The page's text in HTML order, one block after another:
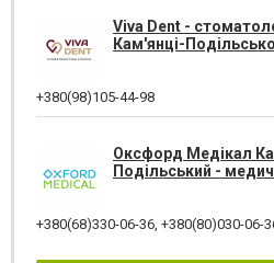
Viva Dent -
Кам'янці-
+380(98)105-44-98
Оксфорд Медікал
Подільський -
+380(68)330-06-36, +380(80)030-06-